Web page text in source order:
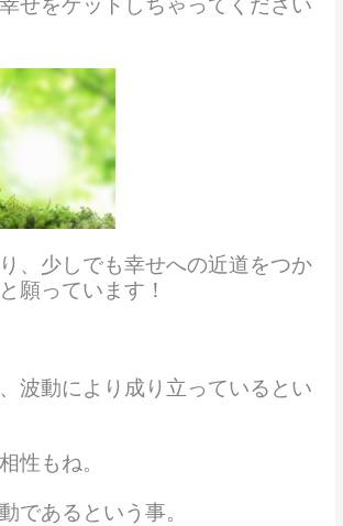
、少しでも幸せへの近道をつか
願っています！
波動により成り立っているとい
性もね。
であるという事。